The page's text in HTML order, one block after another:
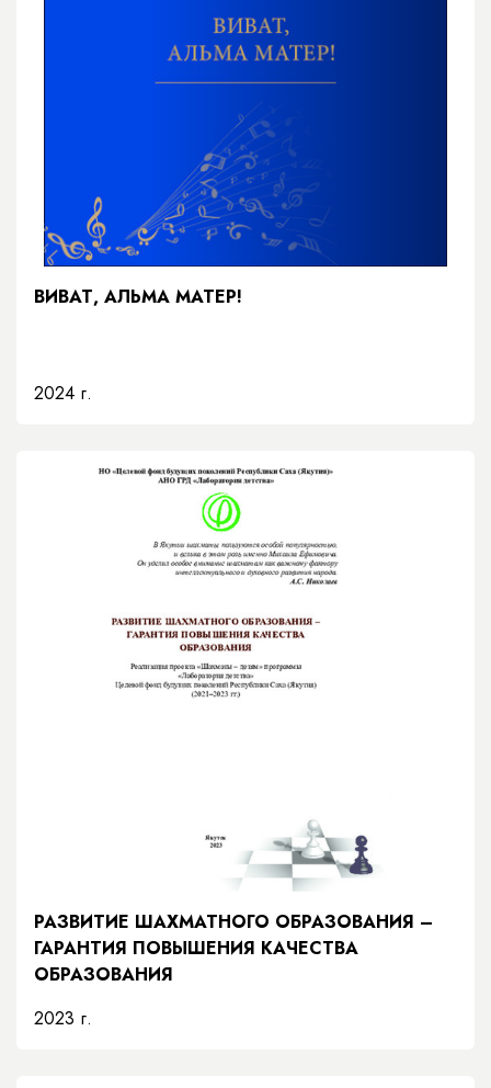
ВИВАТ, АЛЬМА МАТЕР!
2024 г.
РАЗВИТИЕ ШАХМАТНОГО ОБРАЗОВАНИЯ –
ГАРАНТИЯ ПОВЫШЕНИЯ КАЧЕСТВА
ОБРАЗОВАНИЯ
2023 г.